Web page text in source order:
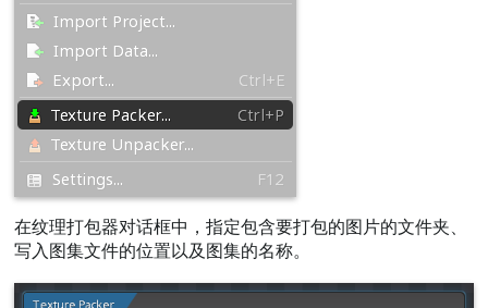
在纹理打包器对话框中，指定包含要打包的图片的文件夹、
写入图集文件的位置以及图集的名称。